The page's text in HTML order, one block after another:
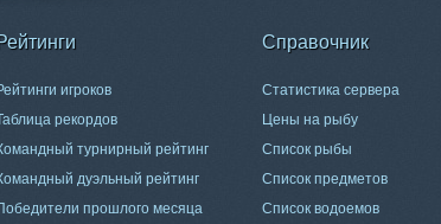
игроков
рекордов
турнирный рейтинг
дуэльный рейтинг
прошлого месяца
Справочник
Статистика сервера
Цены на рыбу
Список рыбы
Список предметов
Список водоемов